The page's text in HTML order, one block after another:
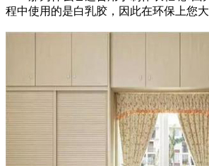
程中使用的是白乳胶，因此在环保上您大